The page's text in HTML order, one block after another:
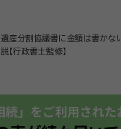
遺産分割協議書に金額は書かな
説【行政書士監修】